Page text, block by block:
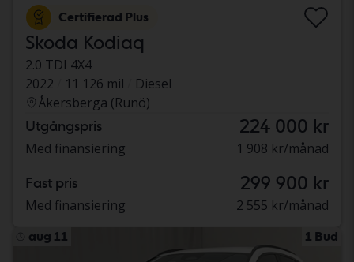
Certifierad Plus
Skoda Kodiaq
2.0 TDI 4X4
2022
11 126 mil
Diesel
Åkersberga (Runö)
Utgångspris 224 000 kr
Med finansiering 1 908 kr/månad
Fast pris 299 900 kr
Med finansiering 2 555 kr/månad
aug 11 1 Bud